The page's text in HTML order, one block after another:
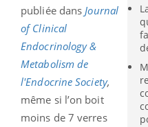
publiée dans Journal
of Clinical
Endocrinology &
Metabolism de
l'Endocrine Society,
même si l’on boit
moins de 7 verres